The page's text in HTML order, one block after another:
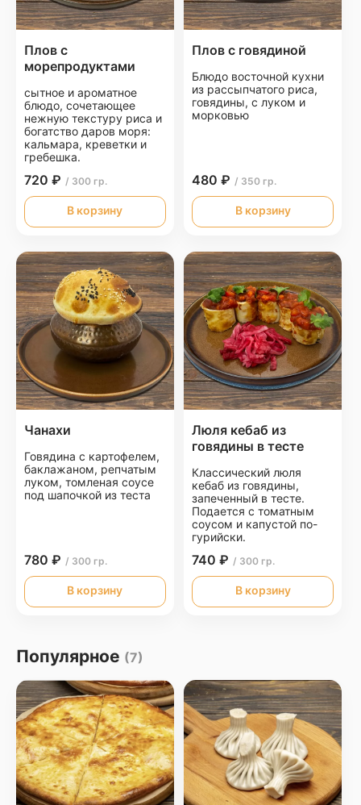
Плов с
морепродуктами
сытное и ароматное
блюдо, сочетающее
нежную текстуру риса и
богатство даров моря:
кальмара, креветки и
гребешка.
720 ₽ / 300 гр.
В корзину
Плов с говядиной
Блюдо восточной кухни
из рассыпчатого риса,
говядины, с луком и
морковью
480 ₽ / 350 гр.
В корзину
Чанахи
Говядина с картофелем,
баклажаном, репчатым
луком, томленая соусе
под шапочкой из теста
780 ₽ / 300 гр.
В корзину
Люля кебаб из
говядины в тесте
Классический люля
кебаб из говядины,
запеченный в тесте.
Подается с томатным
соусом и капустой по-
гурийски.
740 ₽ / 300 гр.
В корзину
Популярное (7)